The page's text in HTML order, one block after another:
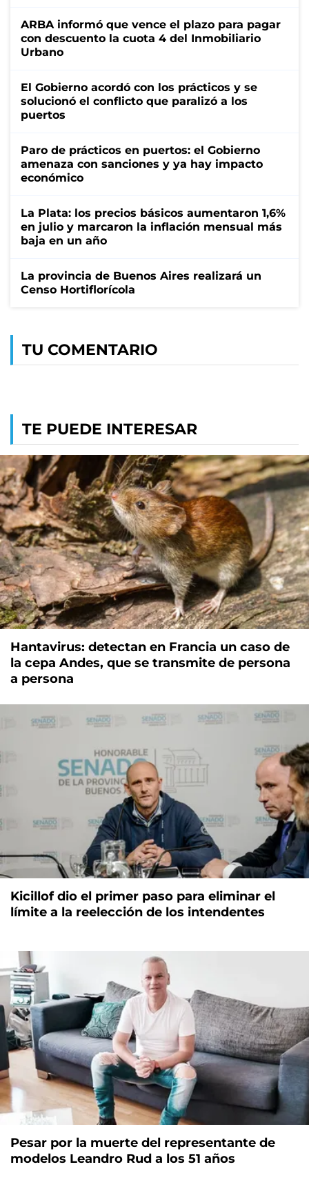
ARBA informó que vence el plazo para pagar
con descuento la cuota 4 del Inmobiliario
Urbano
El Gobierno acordó con los prácticos y se
solucionó el conflicto que paralizó a los
puertos
Paro de prácticos en puertos: el Gobierno
amenaza con sanciones y ya hay impacto
económico
La Plata: los precios básicos aumentaron 1,6%
en julio y marcaron la inflación mensual más
baja en un año
La provincia de Buenos Aires realizará un
Censo Hortiflorícola
TU COMENTARIO
TE PUEDE INTERESAR
Hantavirus: detectan en Francia un caso de
la cepa Andes, que se transmite de persona
a persona
Kicillof dio el primer paso para eliminar el
límite a la reelección de los intendentes
Pesar por la muerte del representante de
modelos Leandro Rud a los 51 años